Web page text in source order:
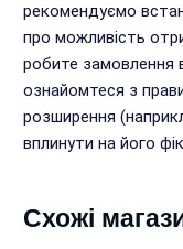
рекомендуємо
про можливість
робите замовлення
ознайомтеся з
розширення
вплинути на його
Схожі